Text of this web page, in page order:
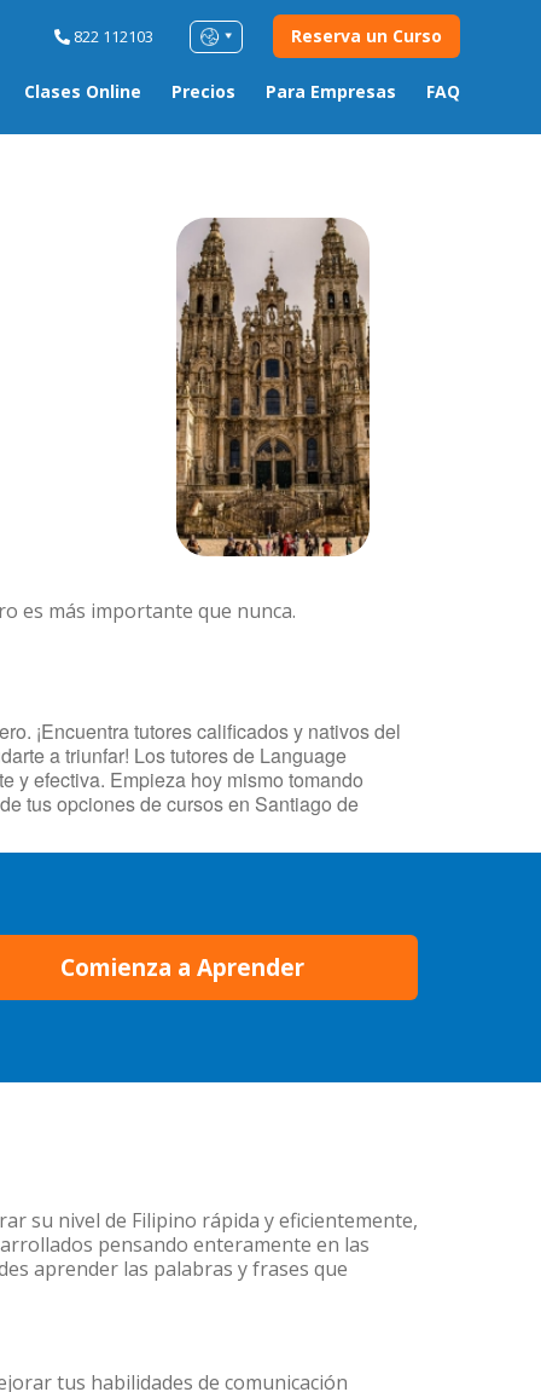
Clases Online Precios Para Empresas FAQ
822 112103 Reserva un Curso
es más importante que nunca.
¡Encuentra tutores calificados y nativos del
a triunfar! Los tutores de Language
y efectiva. Empieza hoy mismo tomando
tus opciones de cursos en Santiago de
Comienza a Aprender
su nivel de Filipino rápida y eficientemente,
pensando enteramente en las
aprender las palabras y frases que
tus habilidades de comunicación